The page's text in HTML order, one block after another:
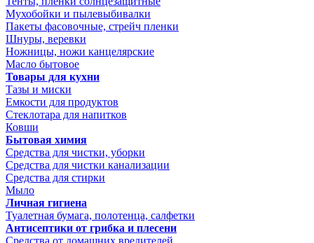
Мухобойки и пылевыбивалки
Пакеты фасовочные, стрейч пленки
Шнуры, веревки
Ножницы, ножи канцелярские
Масло бытовое
Товары для кухни
Тазы и миски
Емкости для продуктов
Стеклотара для напитков
Ковши
Бытовая химия
Средства для чистки, уборки
Средства для чистки канализации
Средства для стирки
Мыло
Личная гигиена
Туалетная бумага, полотенца, салфетки
Антисептики от грибка и плесени
Средства от домашних вредителей